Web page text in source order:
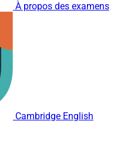
À propos des examens
Cambridge English